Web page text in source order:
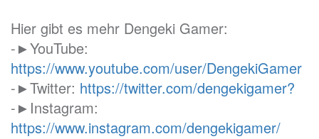
Hier gibt es mehr Dengeki Gamer:
-►YouTube:
https://www.youtube.com/user/DengekiGamer
-►Twitter: https://twitter.com/dengekigamer?
-►Instagram:
https://www.instagram.com/dengekigamer/